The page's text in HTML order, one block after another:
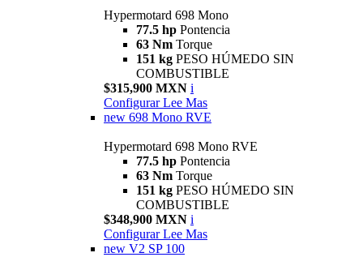
Hypermotard 698 Mono
77.5 hp Pontencia
63 Nm Torque
151 kg PESO HÚMEDO SIN
COMBUSTIBLE
$315,900 MXN i
Configurar Lee Mas
new 698 Mono RVE
Hypermotard 698 Mono RVE
77.5 hp Pontencia
63 Nm Torque
151 kg PESO HÚMEDO SIN
COMBUSTIBLE
$348,900 MXN i
Configurar Lee Mas
new V2 SP 100